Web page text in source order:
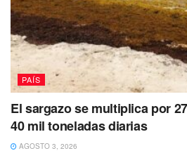
PAÍS
El sargazo se multiplica por
40 mil toneladas diarias
AGOSTO 3, 2026